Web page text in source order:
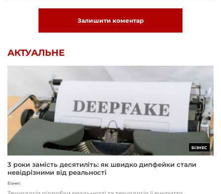
Залишити коментар
АКТУАЛЬНЕ
БІЗНЕС
3 роки замість десятиліть: як швидко дипфейки стали
невідрізними від реальності
Бізнес